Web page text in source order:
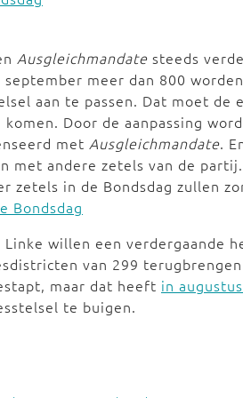
Ausgleichmandate steeds
meer dan 800
aan te passen. Dat moet
Door de aanpassing
met Ausgleichmandate.
met andere zetels van de
zetels in de Bondsdag zullen
Bondsdag
willen een verdergaande
van 299
maar dat heeft in
te buigen.